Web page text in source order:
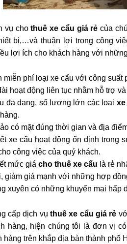
vụ chothuê xe cẩu giá rẻ của
bị,…và thuận lợi trong công
lợi ích cho khách hàng với
miễn phí loại xe cẩu với công suất
hoạt động liên tục nhằm hỗ trợ
đa dạng, số lượng lớn các loại
có mặt đúng thời gian và địa
xe cẩu hoạt động ổn định trong
công việc của quý khách.
mức giá cho thuê xe cẩu là rẻ
giảm giá mạnh với những hợp
xuyên có những khuyến mại hấp
cấp dịch vụ thuê xe cẩu giá rẻ
hàng, hiện chúng tôi là đơn vị
hàng trên khắp địa bàn thành phố